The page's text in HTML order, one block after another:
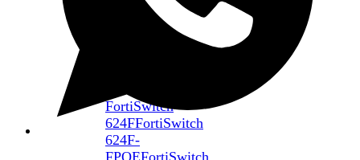
FortiSwitch
624FFortiSwitch
624F-
FPOEFortiSwitch